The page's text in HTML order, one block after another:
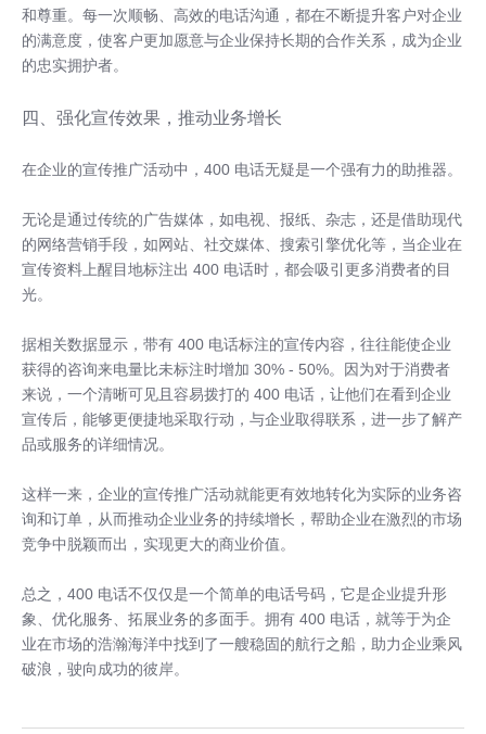
和尊重。每一次顺畅、高效的电话沟通，都在不断提升客户对企业
的满意度，使客户更加愿意与企业保持长期的合作关系，成为企业
的忠实拥护者。
四、强化宣传效果，推动业务增长
在企业的宣传推广活动中，400 电话无疑是一个强有力的助推器。
无论是通过传统的广告媒体，如电视、报纸、杂志，还是借助现代
的网络营销手段，如网站、社交媒体、搜索引擎优化等，当企业在
宣传资料上醒目地标注出 400 电话时，都会吸引更多消费者的目
光。
据相关数据显示，带有 400 电话标注的宣传内容，往往能使企业
获得的咨询来电量比未标注时增加 30% - 50%。因为对于消费者
来说，一个清晰可见且容易拨打的 400 电话，让他们在看到企业
宣传后，能够更便捷地采取行动，与企业取得联系，进一步了解产
品或服务的详细情况。
这样一来，企业的宣传推广活动就能更有效地转化为实际的业务咨
询和订单，从而推动企业业务的持续增长，帮助企业在激烈的市场
竞争中脱颖而出，实现更大的商业价值。
总之，400 电话不仅仅是一个简单的电话号码，它是企业提升形
象、优化服务、拓展业务的多面手。拥有 400 电话，就等于为企
业在市场的浩瀚海洋中找到了一艘稳固的航行之船，助力企业乘风
破浪，驶向成功的彼岸。